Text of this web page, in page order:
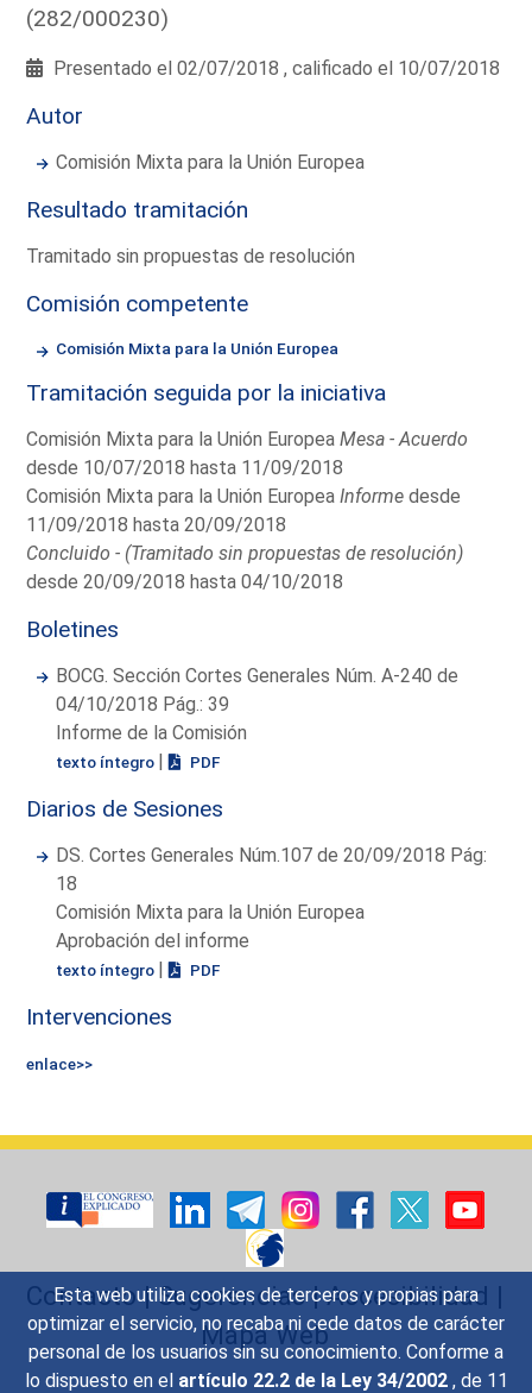
Esta web utiliza cookies de terceros y propias para
optimizar el servicio, no recaba ni cede datos de carácter
personal de los usuarios sin su conocimiento. Conforme a
lo dispuesto en el artículo 22.2 de la Ley 34/2002 , de 11
(282/000230)
Presentado el 02/07/2018 , calificado el 10/07/2018
Autor
Comisión Mixta para la Unión Europea
Resultado tramitación
Tramitado sin propuestas de resolución
Comisión competente
Comisión Mixta para la Unión Europea
Tramitación seguida por la iniciativa
Comisión Mixta para la Unión EuropeaMesa - Acuerdo
desde 10/07/2018 hasta 11/09/2018
Comisión Mixta para la Unión EuropeaInforme desde
11/09/2018 hasta 20/09/2018
Concluido - (Tramitado sin propuestas de resolución)
desde 20/09/2018 hasta 04/10/2018
Boletines
BOCG. Sección Cortes Generales Núm. A-240 de
04/10/2018 Pág.: 39
Informe de la Comisión
texto íntegro | PDF
Diarios de Sesiones
DS. Cortes Generales Núm.107 de 20/09/2018 Pág:
18
Comisión Mixta para la Unión Europea
Aprobación del informe
texto íntegro | PDF
Intervenciones
enlace>>
Contacto|Sugerencias|Accesibilidad |
Mapa Web